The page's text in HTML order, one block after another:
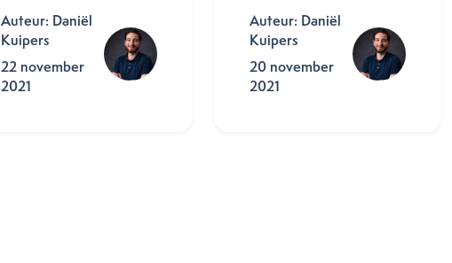
Auteur: Daniël
Kuipers
22 november
2021
Auteur: Daniël
Kuipers
20 november
2021